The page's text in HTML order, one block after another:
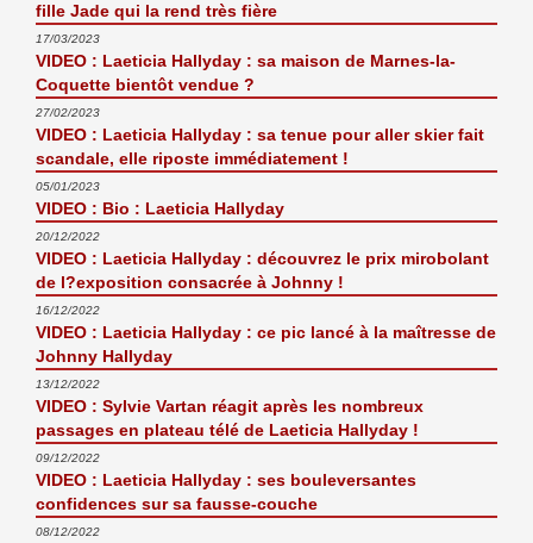
fille Jade qui la rend très fière
17/03/2023
VIDEO : Laeticia Hallyday : sa maison de Marnes-la-
Coquette bientôt vendue ?
27/02/2023
VIDEO : Laeticia Hallyday : sa tenue pour aller skier fait
scandale, elle riposte immédiatement !
05/01/2023
VIDEO : Bio : Laeticia Hallyday
20/12/2022
VIDEO : Laeticia Hallyday : découvrez le prix mirobolant
de l?exposition consacrée à Johnny !
16/12/2022
VIDEO : Laeticia Hallyday : ce pic lancé à la maîtresse de
Johnny Hallyday
13/12/2022
VIDEO : Sylvie Vartan réagit après les nombreux
passages en plateau télé de Laeticia Hallyday !
09/12/2022
VIDEO : Laeticia Hallyday : ses bouleversantes
confidences sur sa fausse-couche
08/12/2022